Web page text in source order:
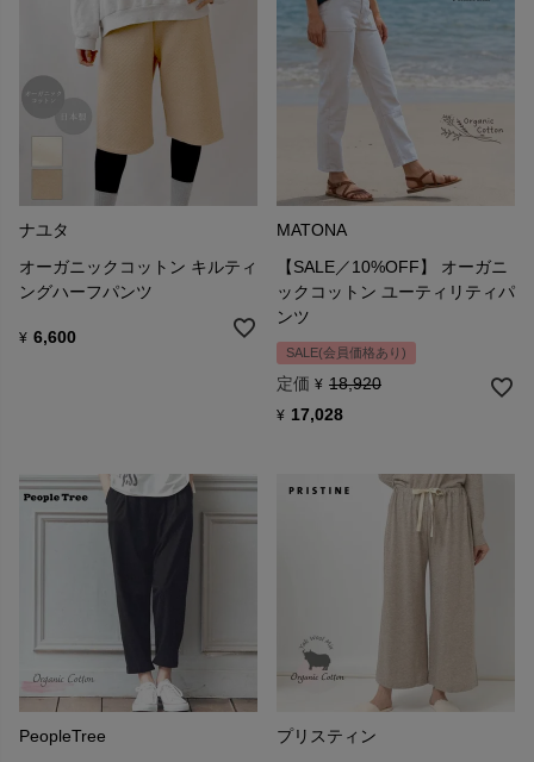
ナユタ
オーガニックコットン キルティ
ングハーフパンツ
¥ 6,600
MATONA
【SALE／10%OFF】 オーガニ
ックコットン ユーティリティパ
ンツ
SALE(会員価格あり)
定価 ¥ 18,920
¥ 17,028
PeopleTree
プリスティン